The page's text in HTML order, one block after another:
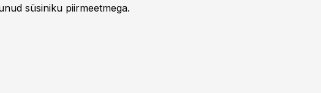
süsiniku piirmeetmega.